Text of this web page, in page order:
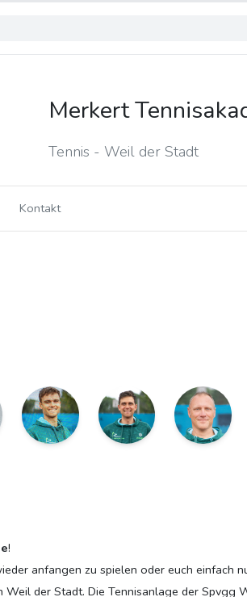
Merkert
Tennis - Weil der Stadt
Kontakt
!
anfangen zu spielen oder euch einfach
der Stadt. Die Tennisanlage der